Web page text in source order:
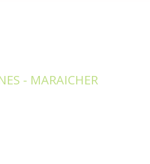
- MARAICHER